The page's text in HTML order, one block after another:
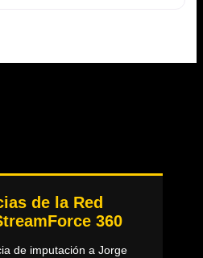
de la Red
360
de imputación a Jorge